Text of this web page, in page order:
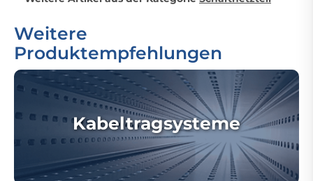
Weitere
Produktempfehlungen
Kabeltragsysteme